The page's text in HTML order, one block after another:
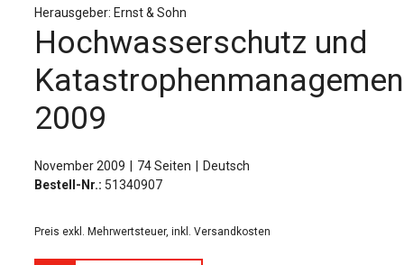
Sprache / Language: DE
Herausgeber: Ernst & Sohn
Hochwasserschutz und
2009
November 2009 74 Seiten
Deutsch
Bestell-Nr.: 51340907
Preis exkl. Mehrwertsteuer, inkl. Versandkosten